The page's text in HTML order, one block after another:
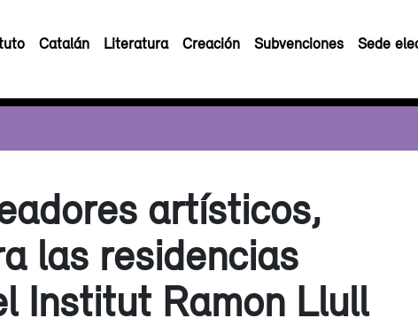
Catalán Literatura Creación Subvenciones Sede
artísticos,
las residencias
Institut Ramon Llull